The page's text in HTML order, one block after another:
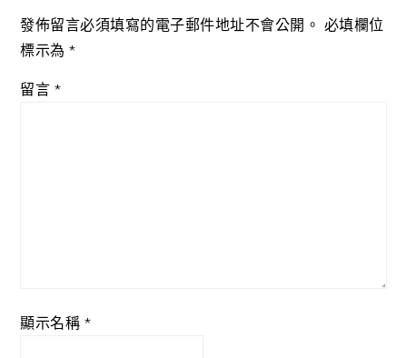
發佈留言必須填寫的電子郵件地址不會公開。 必填欄位
標示為*
留言 *
顯示名稱 *